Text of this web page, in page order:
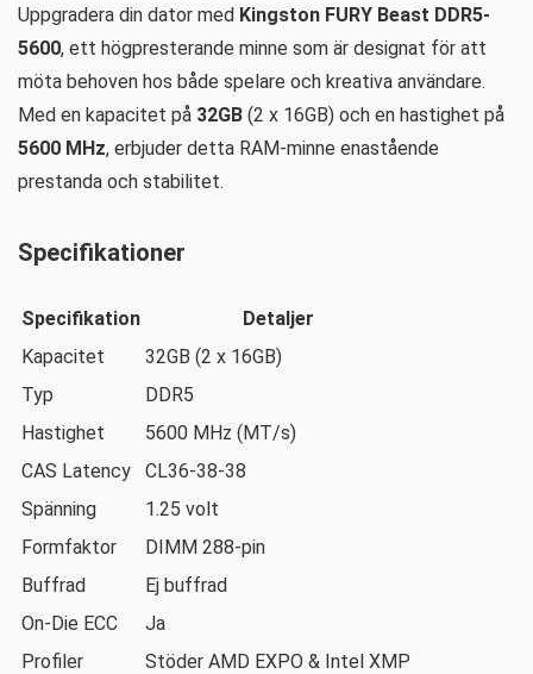
Uppgradera din dator med Kingston FURY Beast DDR5-
5600, ett högpresterande minne som är designat för att
möta behoven hos både spelare och kreativa användare.
Med en kapacitet på 32GB (2 x 16GB) och en hastighet på
5600 MHz, erbjuder detta RAM-minne enastående
prestanda och stabilitet.
Specifikationer
Specifikation
Detaljer
Kapacitet
32GB (2 x 16GB)
Typ
DDR5
Hastighet
5600 MHz (MT/s)
CAS Latency
CL36-38-38
Spänning
1.25 volt
Formfaktor
DIMM 288-pin
Buffrad
Ej buffrad
On-Die ECC
Ja
Profiler
Stöder AMD EXPO & Intel XMP